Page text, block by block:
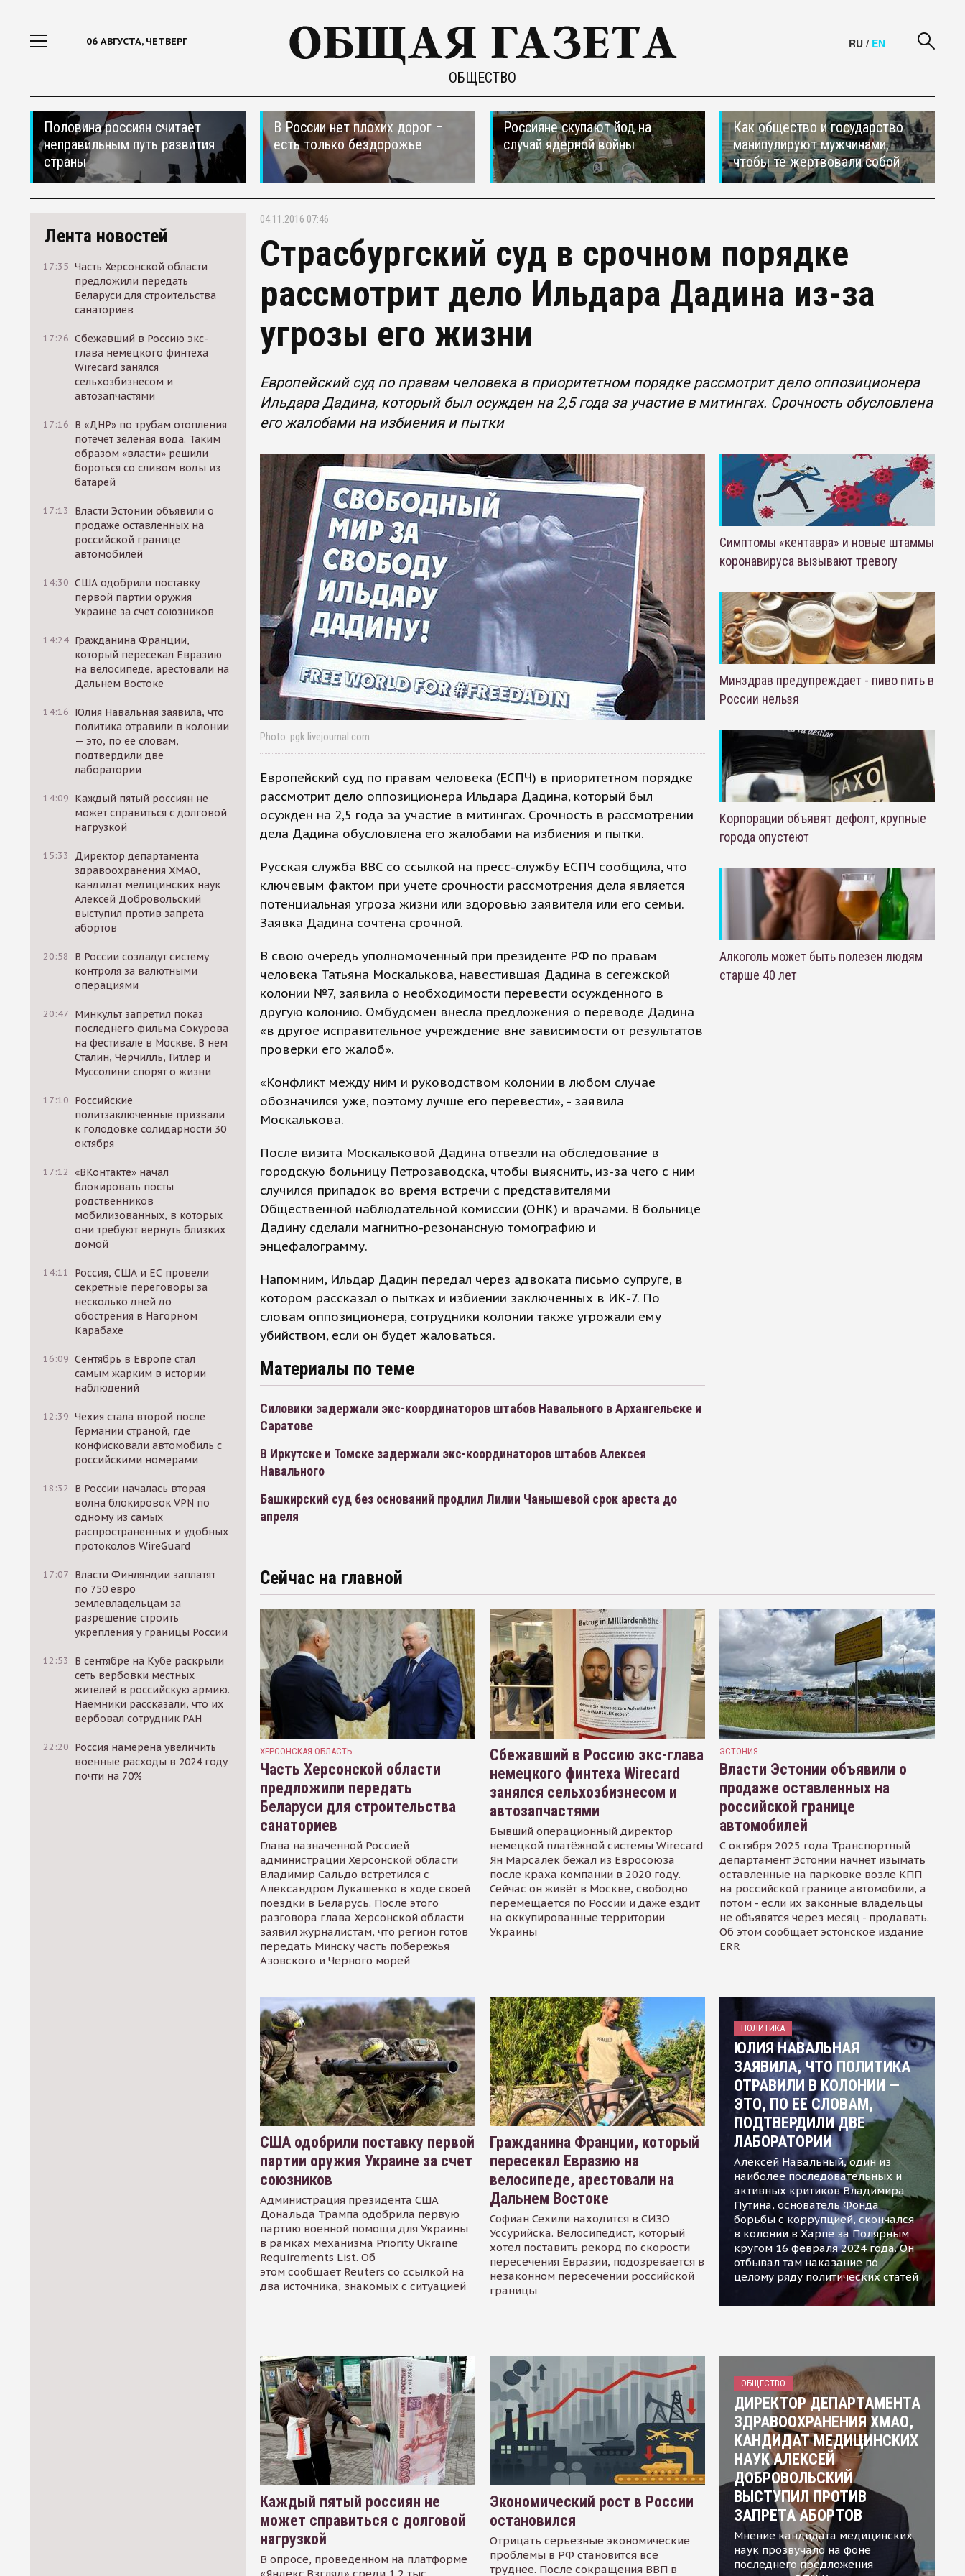
06 АВГУСТА, ЧЕТВЕРГ
ОБЩЕСТВО
RU / EN
Половина россиян считает
неправильным путь развития
страны
В России нет плохих дорог –
есть только бездорожье
Россияне скупают йод на
случай ядерной войны
Как общество и государство
манипулируют мужчинами,
чтобы те жертвовали собой
Лента новостей
17:35 Часть Херсонской области
предложили передать
Беларуси для строительства
санаториев
17:26 Сбежавший в Россию экс-
глава немецкого финтеха
Wirecard занялся
сельхозбизнесом и
автозапчастями
17:16 В «ДНР» по трубам отопления
потечет зеленая вода. Таким
образом «власти» решили
бороться со сливом воды из
батарей
17:13
Власти Эстонии объявили о
продаже оставленных на
российской границе
автомобилей
14:30 США одобрили поставку
первой партии оружия
Украине за счет союзников
14:24 Гражданина Франции,
который пересекал Евразию
на велосипеде, арестовали на
Дальнем Востоке
14:16 Юлия Навальная заявила, что
политика отравили в колонии
— это, по ее словам,
подтвердили две
лаборатории
14:09 Каждый пятый россиян не
может справиться с долговой
нагрузкой
15:33
Директор департамента
здравоохранения ХМАО,
кандидат медицинских наук
Алексей Добровольский
выступил против запрета
абортов
20:58
В России создадут систему
контроля за валютными
операциями
20:47 Минкульт запретил показ
последнего фильма Сокурова
на фестивале в Москве. В нем
Сталин, Черчилль, Гитлер и
Муссолини спорят о жизни
17:10 Российские
политзаключенные призвали
к голодовке солидарности 30
октября
17:12 «ВКонтакте» начал
блокировать посты
родственников
мобилизованных, в которых
они требуют вернуть близких
домой
14:11
Россия, США и ЕС провели
секретные переговоры за
несколько дней до
обострения в Нагорном
Карабахе
16:09 Сентябрь в Европе стал
самым жарким в истории
наблюдений
12:39 Чехия стала второй после
Германии страной, где
конфисковали автомобиль с
российскими номерами
18:32
В России началась вторая
волна блокировок VPN по
одному из самых
распространенных и удобных
протоколов WireGuard
17:07 Власти Финляндии заплатят
по 750 евро
землевладельцам за
разрешение строить
укрепления у границы России
12:53
В сентябре на Кубе раскрыли
сеть вербовки местных
жителей в российскую армию.
Наемники рассказали, что их
вербовал сотрудник РАН
22:20 Россия намерена увеличить
военные расходы в 2024 году
почти на 70%
04.11.2016 07:46
Страсбургский суд в срочном порядке
рассмотрит дело Ильдара Дадина из-за
угрозы его жизни
Европейский суд по правам человека в приоритетном порядке рассмотрит дело оппозиционера
Ильдара Дадина, который был осужден на 2,5 года за участие в митингах. Срочность обусловлена
его жалобами на избиения и пытки
Photo: pgk.livejournal.com
Европейский суд по правам человека (ЕСПЧ) в приоритетном порядке
рассмотрит дело оппозиционера Ильдара Дадина, который был
осужден на 2,5 года за участие в митингах. Срочность в рассмотрении
дела Дадина обусловлена его жалобами на избиения и пытки.
Русская служба BBC со ссылкой на пресс-службу ЕСПЧ сообщила, что
ключевым фактом при учете срочности рассмотрения дела является
потенциальная угроза жизни или здоровью заявителя или его семьи.
Заявка Дадина сочтена срочной.
В свою очередь уполномоченный при президенте РФ по правам
человека Татьяна Москалькова, навестившая Дадина в сегежской
колонии №7, заявила о необходимости перевести осужденного в
другую колонию. Омбудсмен внесла предложения о переводе Дадина
«в другое исправительное учреждение вне зависимости от результатов
проверки его жалоб».
«Конфликт между ним и руководством колонии в любом случае
обозначился уже, поэтому лучше его перевести», - заявила
Москалькова.
После визита Москальковой Дадина отвезли на обследование в
городскую больницу Петрозаводска, чтобы выяснить, из-за чего с ним
случился припадок во время встречи с представителями
Общественной наблюдательной комиссии (ОНК) и врачами. В больнице
Дадину сделали магнитно-резонансную томографию и
энцефалограмму.
Напомним, Ильдар Дадин передал через адвоката письмо супруге, в
котором рассказал о пытках и избиении заключенных в ИК-7. По
словам оппозиционера, сотрудники колонии также угрожали ему
убийством, если он будет жаловаться.
Материалы по теме
Силовики задержали экс-координаторов штабов Навального в Архангельске и
Саратове
В Иркутске и Томске задержали экс-координаторов штабов Алексея
Навального
Башкирский суд без оснований продлил Лилии Чанышевой срок ареста до
апреля
Симптомы «кентавра» и новые штаммы
коронавируса вызывают тревогу
Минздрав предупреждает - пиво пить в
России нельзя
Корпорации объявят дефолт, крупные
города опустеют
Алкоголь может быть полезен людям
старше 40 лет
Сейчас на главной
ХЕРСОНСКАЯ ОБЛАСТЬ
Часть Херсонской области
предложили передать
Беларуси для строительства
санаториев
Глава назначенной Россией
администрации Херсонской области
Владимир Сальдо встретился с
Александром Лукашенко в ходе своей
поездки в Беларусь. После этого
разговора глава Херсонской области
заявил журналистам, что регион готов
передать Минску часть побережья
Азовского и Черного морей
Сбежавший в Россию экс-глава
немецкого финтеха Wirecard
занялся сельхозбизнесом и
автозапчастями
Бывший операционный директор
немецкой платёжной системы Wirecard
Ян Марсалек бежал из Евросоюза
после краха компании в 2020 году.
Сейчас он живёт в Москве, свободно
перемещается по России и даже ездит
на оккупированные территории
Украины
ЭСТОНИЯ
Власти Эстонии объявили о
продаже оставленных на
российской границе
автомобилей
С октября 2025 года Транспортный
департамент Эстонии начнет изымать
оставленные на парковке возле КПП
на российской границе автомобили, а
потом - если их законные владельцы
не объявятся через месяц - продавать.
Об этом сообщает эстонское издание
ERR
США одобрили поставку первой
партии оружия Украине за счет
союзников
Администрация президента США
Дональда Трампа одобрила первую
партию военной помощи для Украины
в рамках механизма Priority Ukraine
Requirements List. Об
этом сообщает Reuters со ссылкой на
два источника, знакомых с ситуацией
Гражданина Франции, который
пересекал Евразию на
велосипеде, арестовали на
Дальнем Востоке
Софиан Сехили находится в СИЗО
Уссурийска. Велосипедист, который
хотел поставить рекорд по скорости
пересечения Евразии, подозревается в
незаконном пересечении российской
границы
ПОЛИТИКА
ЮЛИЯ НАВАЛЬНАЯ
ЗАЯВИЛА, ЧТО ПОЛИТИКА
ОТРАВИЛИ В КОЛОНИИ —
ЭТО, ПО ЕЕ СЛОВАМ,
ПОДТВЕРДИЛИ ДВЕ
ЛАБОРАТОРИИ
Алексей Навальный, один из
наиболее последовательных и
активных критиков Владимира
Путина, основатель Фонда
борьбы с коррупцией, скончался
в колонии в Харпе за Полярным
кругом 16 февраля 2024 года. Он
отбывал там наказание по
целому ряду политических статей
Каждый пятый россиян не
может справиться с долговой
нагрузкой
В опросе, проведенном на платформе
Экономический рост в России
остановился
Отрицать серьезные экономические
проблемы в РФ становится все
труднее. После сокращения ВВП в
ОБЩЕСТВО
ДИРЕКТОР ДЕПАРТАМЕНТА
ЗДРАВООХРАНЕНИЯ ХМАО,
КАНДИДАТ МЕДИЦИНСКИХ
НАУК АЛЕКСЕЙ
ДОБРОВОЛЬСКИЙ
ВЫСТУПИЛ ПРОТИВ
ЗАПРЕТА АБОРТОВ
Мнение кандидата медицинских
наук прозвучало на фоне
последнего предложения